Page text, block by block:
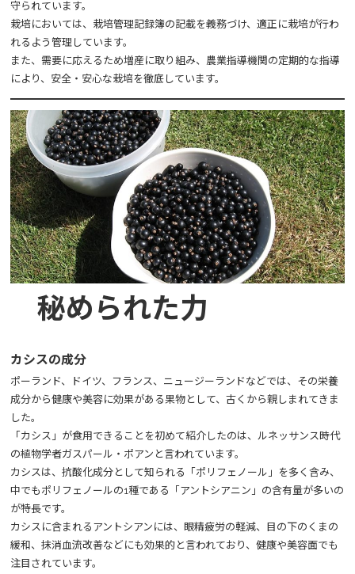
守られています。
栽培においては、栽培管理記録簿の記載を義務づけ、適正に栽培が行わ
れるよう管理しています。
また、需要に応えるため増産に取り組み、農業指導機関の定期的な指導
により、安全・安心な栽培を徹底しています。
秘められた力
カシスの成分
ポーランド、ドイツ、フランス、ニュージーランドなどでは、その栄養
成分から健康や美容に効果がある果物として、古くから親しまれてきま
した。
「カシス」が食用できることを初めて紹介したのは、ルネッサンス時代
の植物学者ガスパール・ポアンと言われています。
カシスは、抗酸化成分として知られる「ポリフェノール」を多く含み、
中でもポリフェノールの1種である「アントシアニン」の含有量が多いの
が特長です。
カシスに含まれるアントシアンには、眼精疲労の軽減、目の下のくまの
緩和、抹消血流改善などにも効果的と言われており、健康や美容面でも
注目されています。